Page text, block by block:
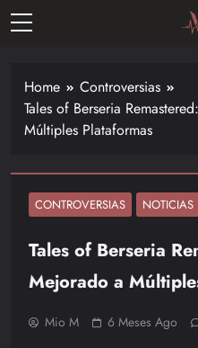
Skip
los
–
Home
Controversias
Tales of Berseria
Múltiples Plataformas
CONTROVERSIAS NOTICIAS
Tales of Berseria
Mejorado a
Mio M 6 Meses Ago